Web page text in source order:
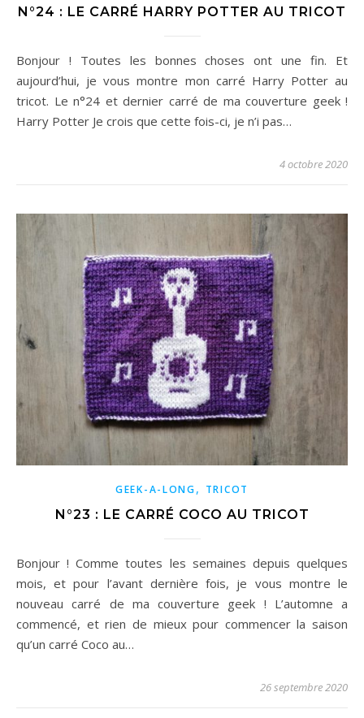
N°24 : LE CARRÉ HARRY POTTER AU TRICOT
Bonjour ! Toutes les bonnes choses ont une fin. Et
aujourd’hui, je vous montre mon carré Harry Potter au
tricot. Le n°24 et dernier carré de ma couverture geek !
Harry Potter Je crois que cette fois-ci, je n’i pas…
4 octobre 2020
GEEK-A-LONG, TRICOT
N°23 : LE CARRÉ COCO AU TRICOT
Bonjour ! Comme toutes les semaines depuis quelques
mois, et pour l’avant dernière fois, je vous montre le
nouveau carré de ma couverture geek ! L’automne a
commencé, et rien de mieux pour commencer la saison
qu’un carré Coco au…
26 septembre 2020